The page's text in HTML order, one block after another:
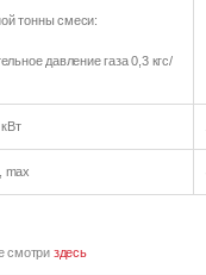
тонны смеси:
давление газа 0,3 кгс/
max
смотри здесь